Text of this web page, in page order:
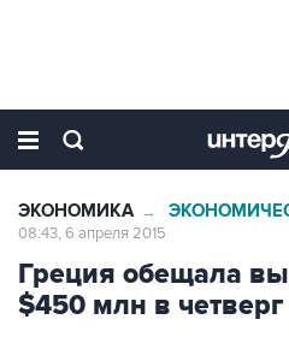
ЭКОНОМИКА →
08:43, 6 апреля 2015
Греция обещала
$450 млн в четверг